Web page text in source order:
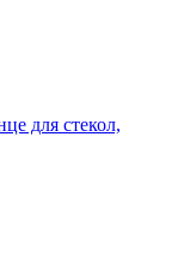
для стекол,